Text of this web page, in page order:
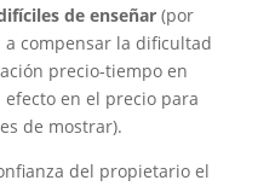
de enseñar(por
compensar la dificultad
precio‑tiempo en
en el precio para
de mostrar).
del propietario el